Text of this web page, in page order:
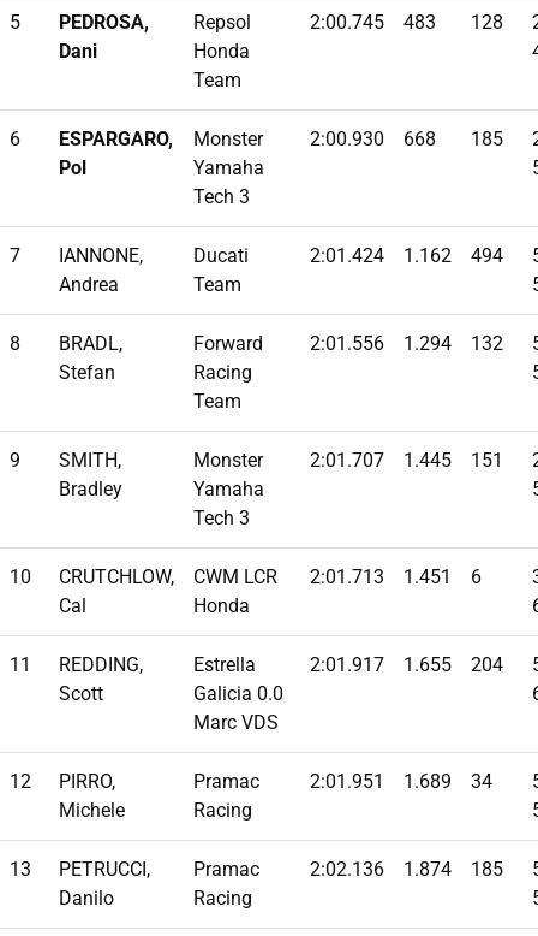
5
PEDROSA,
Dani
Repsol
Honda
Team
2:00.745 483 128
6
ESPARGARO,
Pol
Monster
Yamaha
Tech 3
2:00.930 668 185
7
IANNONE,
Andrea
Ducati
Team
2:01.424 1.162 494
8
BRADL,
Stefan
Forward
Racing
Team
2:01.556 1.294 132
9
SMITH,
Bradley
Monster
Yamaha
Tech 3
2:01.707 1.445 151
10
CRUTCHLOW,
Cal
CWM LCR
Honda
2:01.713 1.451 6
11
REDDING,
Scott
Estrella
Galicia 0.0
Marc VDS
2:01.917 1.655 204
12
PIRRO,
Michele
Pramac
Racing
2:01.951 1.689 34
13
PETRUCCI,
Danilo
Pramac
Racing
2:02.136 1.874 185